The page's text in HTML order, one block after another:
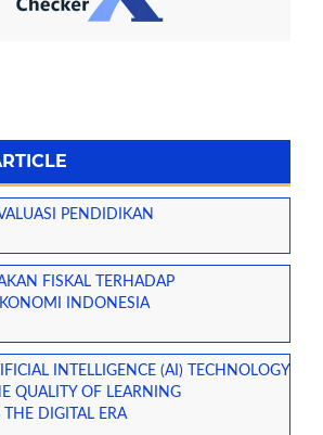
PENDIDIKAN
FISKAL TERHADAP
INDONESIA
INTELLIGENCE (AI) TECHNOLOGY
QUALITY OF LEARNING
DIGITAL ERA